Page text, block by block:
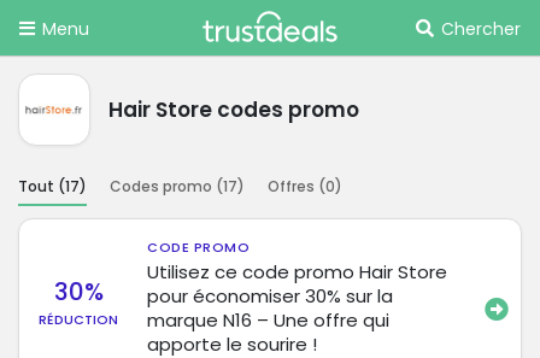
Menu Chercher
Hair Store codes promo
Tout (17) Codes promo (17) Offres (0)
30%
RÉDUCTION
CODE PROMO
Utilisez ce code promo Hair Store
pour économiser 30% sur la
marque N16 – Une offre qui
apporte le sourire !